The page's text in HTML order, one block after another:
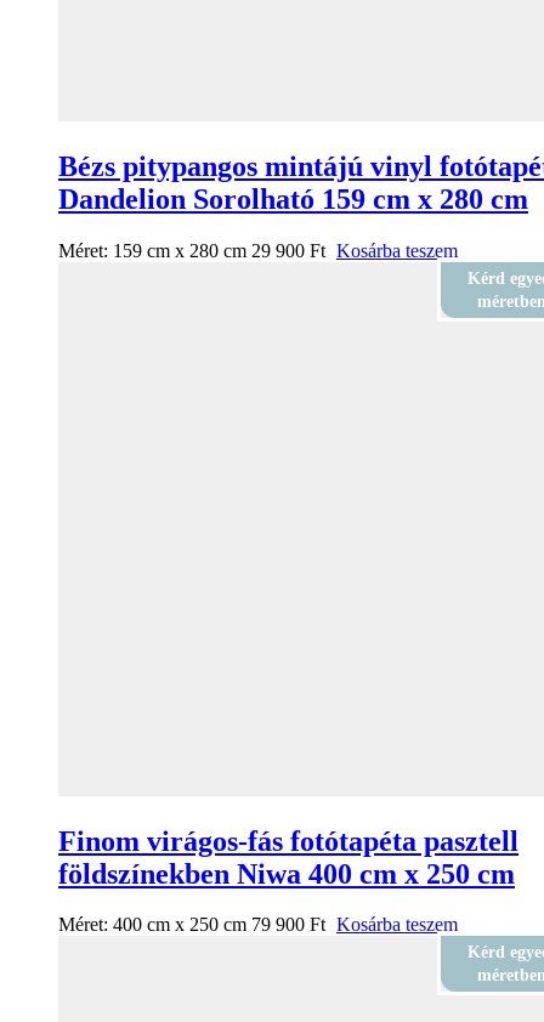
Bézs pitypangos mintájú vinyl
Dandelion Sorolható 159 cm x 280 cm
Méret: 159 cm x 280 cm 29 900 Ft Kosárba teszem
Kérd
Finom virágos-fás fotótapéta pasztell
földszínekben Niwa 400 cm x 250 cm
Méret: 400 cm x 250 cm 79 900 Ft Kosárba teszem
Kérd